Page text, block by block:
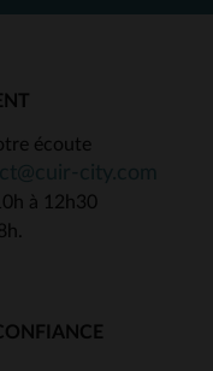
écoute
à 12h30